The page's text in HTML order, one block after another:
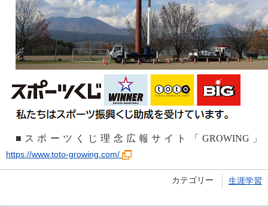
■スポーツくじ理念広報サイト「GROWING」
https://www.toto-growing.com/
カテゴリー 生涯学習